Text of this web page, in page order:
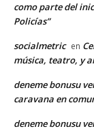
como parte del
Policías”
socialmetric en
música, teatro, y
deneme bonusu
caravana en
deneme bonusu